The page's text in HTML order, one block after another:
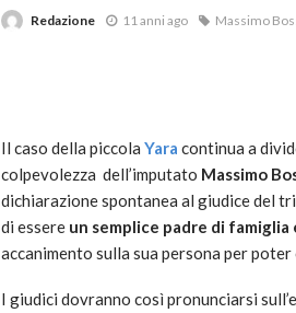
Redazione 11 anni ago Massimo
Il caso della piccola Yara continua a
colpevolezza dell’imputato Massimo
dichiarazione spontanea al giudice del
di essere un semplice padre di famiglia
accanimento sulla sua persona per
I giudici dovranno così pronunciarsi
VARIE
Robot
scegliere per il